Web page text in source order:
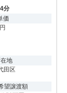
4分
価
地
田区
望譲渡額